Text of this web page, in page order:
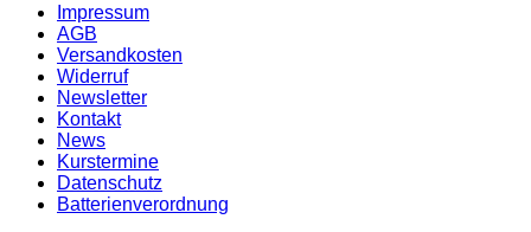
Impressum
AGB
Versandkosten
Widerruf
Newsletter
Kontakt
News
Kurstermine
Datenschutz
Batterienverordnung